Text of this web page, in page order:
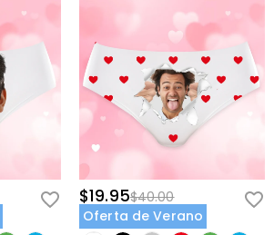
$19.95$40.00
Oferta de Verano